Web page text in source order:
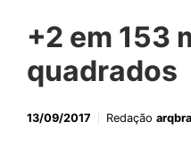
+2 em 153
quadrados
13/09/2017 Redação